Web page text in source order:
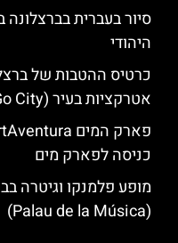
סיור בעברית
היהודי
כרטיס ההטבות של
אטרקציות בעיר (Go City)
כניסה לפארק מים
מופע פלמנקו וגיטרה
(Palau de la Música)